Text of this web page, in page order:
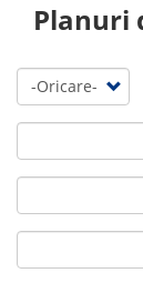
Planuri